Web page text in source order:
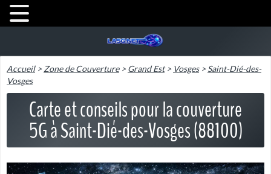
Accueil>Zone de Couverture>Grand Est> Vosges>Saint-Dié-des-
Vosges
Carte et conseils pour la couverture
5G à Saint-Dié-des-Vosges (88100)